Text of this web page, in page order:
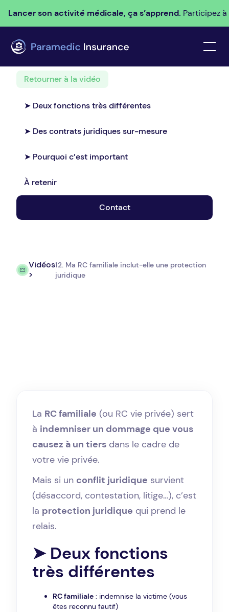
Lancer son activité médicale, ça s’apprend. Participez
Retourner à la vidéo
➤ Deux fonctions très différentes
➤ Des contrats juridiques sur-mesure
➤ Pourquoi c’est important
À retenir
Contact
Vidéos
>
12. Ma RC familiale inclut-elle une protection
juridique
La RC familiale (ou RC vie privée) sert
à indemniser un dommage que vous
causez à un tiers dans le cadre de
votre vie privée.
Mais si un conflit juridique survient
(désaccord, contestation, litige…), c’est
la protection juridique qui prend le
relais.
➤ Deux fonctions
très différentes
RC familiale : indemnise la victime (vous
êtes reconnu fautif)